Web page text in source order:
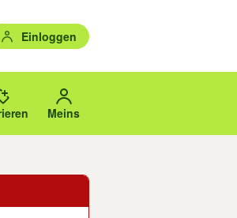
Einloggen
auswählen.
mit den Pfeiltasten nach oben/
PLZ. Meins